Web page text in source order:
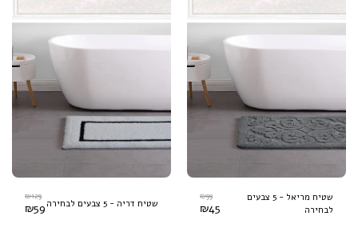
שטיח מריאל - 5 צבעים
לבחירה
₪99
₪45 שטיח דריה - 5 צבעים לבחירה
₪129
₪59